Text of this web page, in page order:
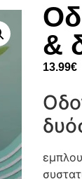
&
13.99€